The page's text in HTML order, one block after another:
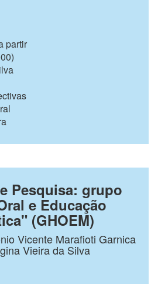
partir
Pesquisa: grupo
e Educação
(GHOEM)
Vicente Marafioti Garnica
Vieira da Silva